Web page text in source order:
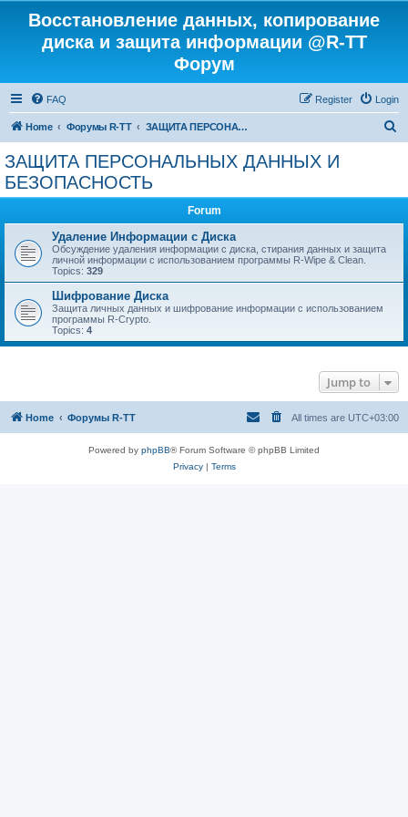
Восстановление данных, копирование
диска и защита информации @R-TT
Форум
FAQ Login
Register
Home Форумы R-TT ЗАЩИТА ПЕРСОНАЛЬНЫХ ДАННЫХ И БЕЗОПАСНОСТЬ
ЗАЩИТА ПЕРСОНАЛЬНЫХ ДАННЫХ И
БЕЗОПАСНОСТЬ
Forum
Удаление Информации с Диска
Обсуждение удаления информации с диска, стирания данных и защита
личной информации с использованием программы R-Wipe & Clean.
Topics: 329
Шифрование Диска
Защита личных данных и шифрование информации с использованием
программы R-Crypto.
Topics: 4
Jump to
Home Форумы R-TT All times are UTC+03:00
Powered by phpBB® Forum Software © phpBB Limited
Privacy| Terms